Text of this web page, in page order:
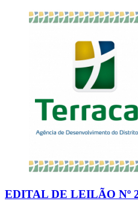
EDITAL DE LEILÃO Nº